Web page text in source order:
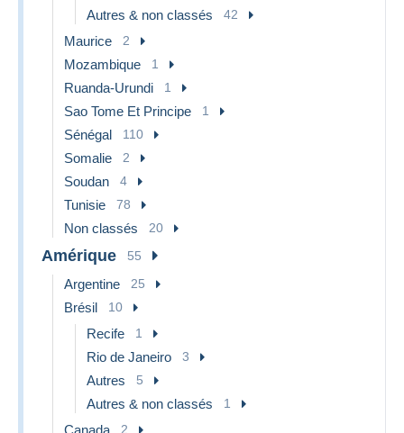
Autres & non classés 42
Maurice 2
Mozambique 1
Ruanda-Urundi 1
Sao Tome Et Principe 1
Sénégal 110
Somalie 2
Soudan 4
Tunisie 78
Non classés 20
Amérique 55
Argentine 25
Brésil 10
Recife 1
Rio de Janeiro 3
Autres 5
Autres & non classés 1
Canada 2